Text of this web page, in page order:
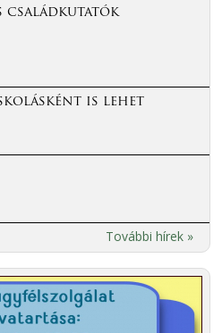
családkutatók
is lehet
További hírek »